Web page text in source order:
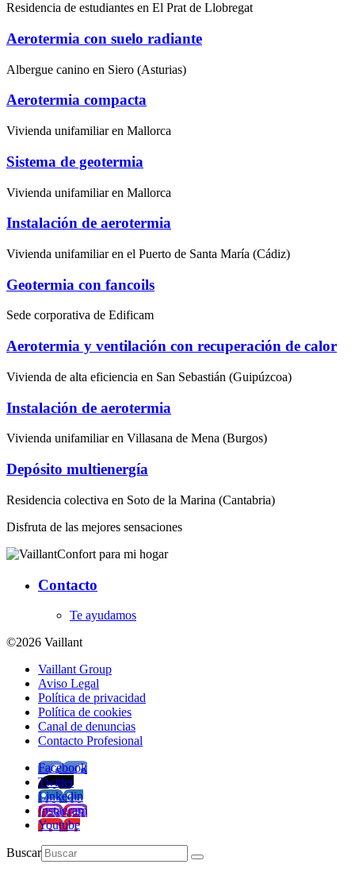
Residencia de estudiantes en El Prat de Llobregat
Aerotermia con suelo radiante
Albergue canino en Siero (Asturias)
Aerotermia compacta
Vivienda unifamiliar en Mallorca
Sistema de geotermia
Vivienda unifamiliar en Mallorca
Instalación de aerotermia
Vivienda unifamiliar en el Puerto de Santa María (Cádiz)
Geotermia con fancoils
Sede corporativa de Edificam
Aerotermia y ventilación con recuperación de calor
Vivienda de alta eficiencia en San Sebastián (Guipúzcoa)
Instalación de aerotermia
Vivienda unifamiliar en Villasana de Mena (Burgos)
Depósito multienergía
Residencia colectiva en Soto de la Marina (Cantabria)
Disfruta de las mejores sensaciones
Confort para mi hogar
Contacto
Te ayudamos
©2026 Vaillant
Vaillant Group
Aviso Legal
Política de privacidad
Política de cookies
Canal de denuncias
Contacto Profesional
Facebook
Twitter
Linkedin
Instagram
Youtube
Buscar